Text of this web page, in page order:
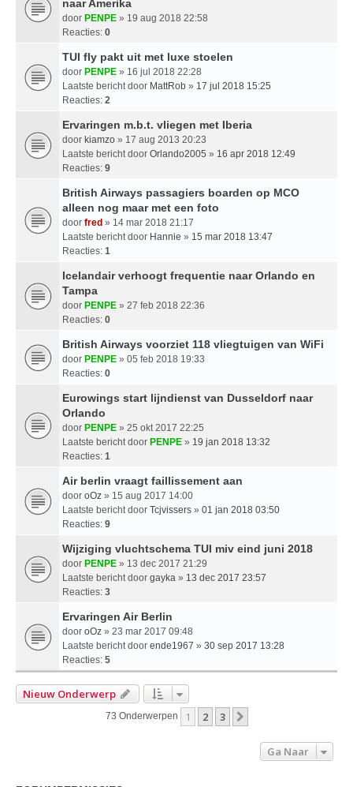
naar Amerika
door PENPE » 19 aug 2018 22:58
Reacties: 0
TUI fly pakt uit met luxe stoelen
door PENPE » 16 jul 2018 22:28
Laatste bericht door MattRob » 17 jul 2018 15:25
Reacties: 2
Ervaringen m.b.t. vliegen met Iberia
door kiamzo » 17 aug 2013 20:23
Laatste bericht door Orlando2005 » 16 apr 2018 12:49
Reacties: 9
British Airways passagiers boarden op MCO
alleen nog maar met een foto
door fred » 14 mar 2018 21:17
Laatste bericht door Hannie » 15 mar 2018 13:47
Reacties: 1
Icelandair verhoogt frequentie naar Orlando en
Tampa
door PENPE » 27 feb 2018 22:36
Reacties: 0
British Airways voorziet 118 vliegtuigen van WiFi
door PENPE » 05 feb 2018 19:33
Reacties: 0
Eurowings start lijndienst van Dusseldorf naar
Orlando
door PENPE » 25 okt 2017 22:25
Laatste bericht door PENPE » 19 jan 2018 13:32
Reacties: 1
Air berlin vraagt faillissement aan
door oOz » 15 aug 2017 14:00
Laatste bericht door Tcjvissers » 01 jan 2018 03:50
Reacties: 9
Wijziging vluchtschema TUI miv eind juni 2018
door PENPE » 13 dec 2017 21:29
Laatste bericht door gayka » 13 dec 2017 23:57
Reacties: 3
Ervaringen Air Berlin
door oOz » 23 mar 2017 09:48
Laatste bericht door ende1967 » 30 sep 2017 13:28
Reacties: 5
Nieuw Onderwerp
73 Onderwerpen 1 2 3
Ga Naar